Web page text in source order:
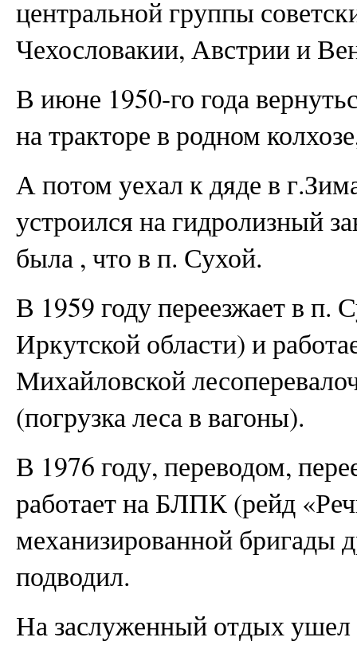
центральной группы
Чехословакии, Австрии и
В июне 1950-го года
на тракторе в родном
А потом уехал к дяде в
устроился на гидролизный
была , что в п. Сухой.
В 1959 году переезжает в п.
Иркутской области) и
Михайловской
(погрузка леса в вагоны).
В 1976 году, переводом,
работает на БЛПК (рейд
механизированной бригады
подводил.
На заслуженный отдых ушел